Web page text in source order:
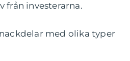
från investerarna.
med olika typer